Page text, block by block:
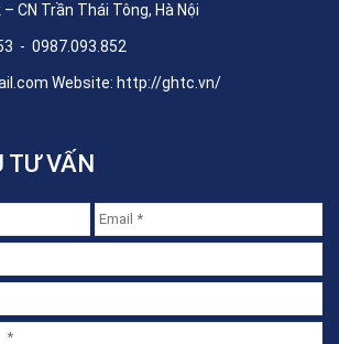
CN Trần Thái Tông, Hà Nội
- 0987.093.852
Website: http://ghtc.vn/
TƯ VẤN